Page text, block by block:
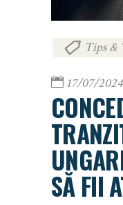
Tips &
17/07/2024
SĂ FII